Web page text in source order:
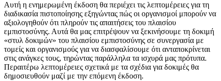
Αυτή η ενημερωμένη έκδοση θα περιέχει τις λεπτομέρειες για τη
διαδικασία πιστοποίησης εξηγώντας πώς οι οργανισμοί μπορούν να
αξιολογηθούν ότι πληρούν τις απαιτήσεις του πλαισίου
εμπιστοσύνης. Αυτά θα μας επιτρέψουν να ξεκινήσουμε τη δοκιμή
«στυλ δοκιμών» του πλαισίου εμπιστοσύνης σε συνεργασία με
τομείς και οργανισμούς για να διασφαλίσουμε ότι ανταποκρίνεται
στις ανάγκες τους, τηρώντας παράλληλα τα ισχυρά μας πρότυπα.
Περαιτέρω λεπτομέρειες σχετικά με τα σχέδια για δοκιμές θα
δημοσιευθούν μαζί με την επόμενη έκδοση.